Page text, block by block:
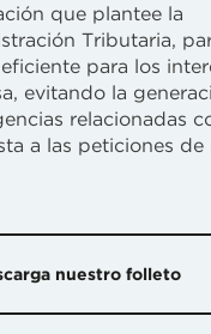
que plantee la
Tributaria,
para los
evitando la
relacionadas
a las peticiones
nuestro folleto